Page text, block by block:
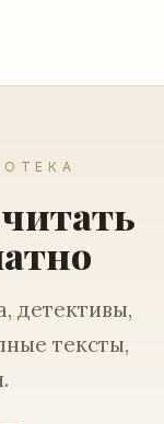
детективы,
тексты,